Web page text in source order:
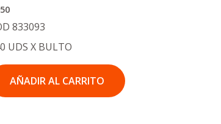
833093
UDS X BULTO
AÑADIR AL CARRITO